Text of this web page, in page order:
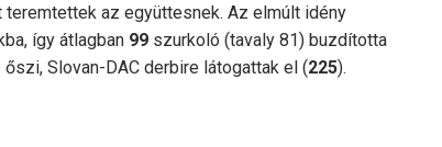
az együttesnek. Az elmúlt idény
így átlagban 99 szurkoló (tavaly 81) buzdította
Slovan-DAC derbire látogattak el (225).